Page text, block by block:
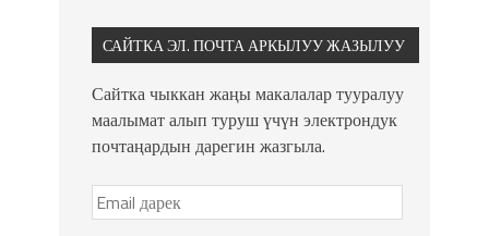
САЙТКА ЭЛ. ПОЧТА АРКЫЛУУ ЖАЗЫЛУУ
Сайтка чыккан жаңы макалалар тууралуу
маалымат алып туруш үчүн электрондук
почтаңардын дарегин жазгыла.